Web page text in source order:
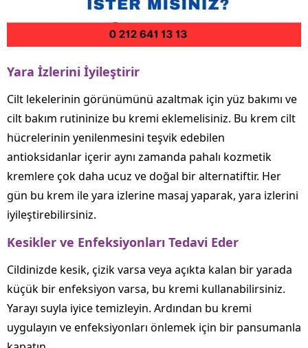
Yara İzlerini İyileştirir
Cilt lekelerinin görünümünü azaltmak için yüz bakımı ve
cilt bakım rutininize bu kremi eklemelisiniz. Bu krem cilt
hücrelerinin yenilenmesini teşvik edebilen
antioksidanlar içerir aynı zamanda pahalı kozmetik
kremlere çok daha ucuz ve doğal bir alternatiftir. Her
gün bu krem ile yara izlerine masaj yaparak, yara izlerini
iyileştirebilirsiniz.
Kesikler ve Enfeksiyonları Tedavi Eder
Cildinizde kesik, çizik varsa veya açıkta kalan bir yarada
küçük bir enfeksiyon varsa, bu kremi kullanabilirsiniz.
Yarayı suyla iyice temizleyin. Ardından bu kremi
uygulayın ve enfeksiyonları önlemek için bir pansumanla